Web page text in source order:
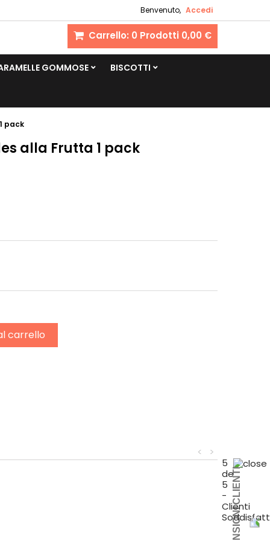
Benvenuto, Accedi
Carrello: 0 Prodotti 0,00 €
GOMMOSE BISCOTTI
pack
alla Frutta 1 pack
carrello
>
<
RECENSIONI CLIENTI
5
de
5
-
Clienti